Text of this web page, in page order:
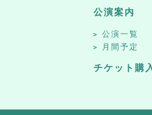
公演案内
公演一覧
月間予定
チケット購